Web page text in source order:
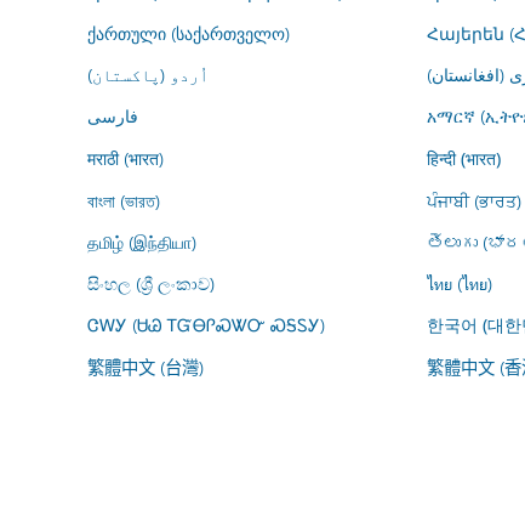
ქართული (საქართველო)
Հայերեն
اُردو (پاکستان)
(افغانستان)
فارسى
አማርኛ
मराठी (भारत)
हिन्दी (भारत)
বাংলা (ভারত)
ਪੰਜਾਬੀ (ਭਾਰਤ)
தமிழ் (இந்தியா)
తెలుగు
සිංහල (ශ්‍රී ලංකාව)
ไทย (ไทย)
ᏣᎳᎩ (ᏌᏊ ᎢᏳᎾᎵᏍᏔᏅ ᏍᎦᏚᎩ)
한국어 (대
繁體中文 (台灣) 繁體中文 (